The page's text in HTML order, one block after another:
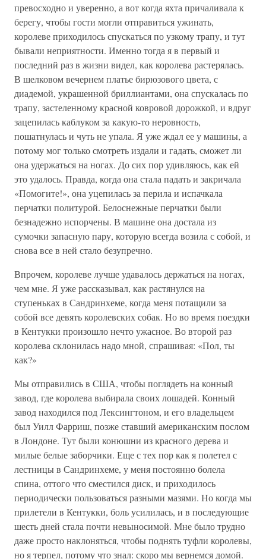
превосходно и уверенно, а вот когда яхта причаливала к
берегу, чтобы гости могли отправиться ужинать,
королеве приходилось спускаться по узкому трапу, и тут
бывали неприятности. Именно тогда я в первый и
последний раз в жизни видел, как королева растерялась.
В шелковом вечернем платье бирюзового цвета, с
диадемой, украшенной бриллиантами, она спускалась по
трапу, застеленному красной ковровой дорожкой, и вдруг
зацепилась каблуком за какую-то неровность,
пошатнулась и чуть не упала. Я уже ждал ее у машины, а
потому мог только смотреть издали и гадать, сможет ли
она удержаться на ногах. До сих пор удивляюсь, как ей
это удалось. Правда, когда она стала падать и закричала
«Помогите!», она уцепилась за перила и испачкала
перчатки политурой. Белоснежные перчатки были
безнадежно испорчены. В машине она достала из
сумочки запасную пару, которую всегда возила с собой, и
снова все в ней стало безупречно.
Впрочем, королеве лучше удавалось держаться на ногах,
чем мне. Я уже рассказывал, как растянулся на
ступеньках в Сандринхеме, когда меня потащили за
собой все девять королевских собак. Но во время поездки
в Кентукки произошло нечто ужасное. Во второй раз
королева склонилась надо мной, спрашивая: «Пол, ты
как?»
Мы отправились в США, чтобы поглядеть на конный
завод, где королева выбирала своих лошадей. Конный
завод находился под Лексингтоном, и его владельцем
был Уилл Фарриш, позже ставший американским послом
в Лондоне. Тут были конюшни из красного дерева и
милые белые заборчики. Еще с тех пор как я полетел с
лестницы в Сандринхеме, у меня постоянно болела
спина, оттого что сместился диск, и приходилось
периодически пользоваться разными мазями. Но когда мы
прилетели в Кентукки, боль усилилась, и в последующие
шесть дней стала почти невыносимой. Мне было трудно
даже просто наклоняться, чтобы поднять туфли королевы,
но я терпел, потому что знал: скоро мы вернемся домой.